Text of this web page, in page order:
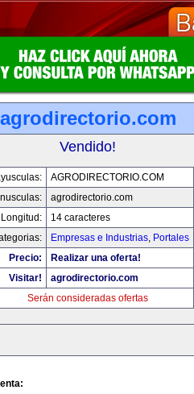
agrodirectorio.com
Vendido!
AGRODIRECTORIO.COM
agrodirectorio.com
Longitud:
14 caracteres
Empresas e Industrias, Portales
Precio:
Realizar una oferta!
Visitar!
agrodirectorio.com
Serán consideradas ofertas